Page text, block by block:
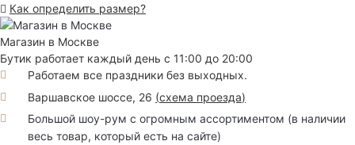
Как определить размер?
Магазин в Москве
Бутик работает каждый день с 11:00 до 20:00
Работаем все праздники без выходных.
Варшавское шоссе, 26 (схема проезда)
Большой шоу-рум с огромным ассортиментом (в наличии
весь товар, который есть на сайте)